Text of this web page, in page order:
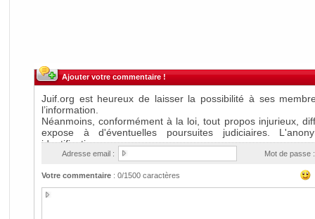
Ajouter votre commentaire !
Adresse email : Mot de passe :
Votre commentaire: 0/1500 caractères